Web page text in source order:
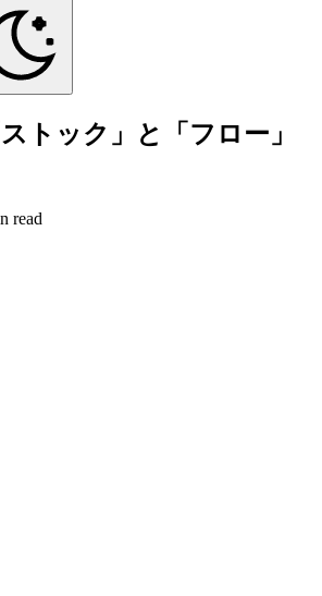
トック」と「フロー」
read